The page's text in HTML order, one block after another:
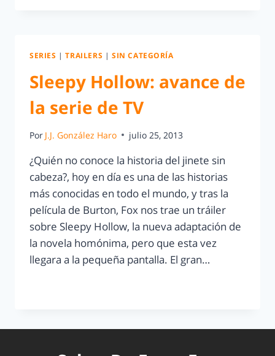
SERIES |TRAILERS | SIN CATEGORÍA
Sleepy Hollow: avance de
la serie de TV
Por J.J. González Haro julio 25, 2013
¿Quién no conoce la historia del jinete sin
cabeza?, hoy en día es una de las historias
más conocidas en todo el mundo, y tras la
película de Burton, Fox nos trae un tráiler
sobre Sleepy Hollow, la nueva adaptación de
la novela homónima, pero que esta vez
llegara a la pequeña pantalla. El gran…